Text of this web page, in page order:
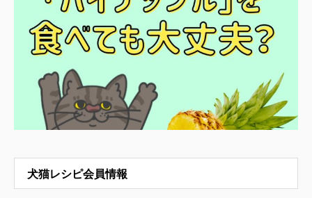
犬猫レシピ会員情報